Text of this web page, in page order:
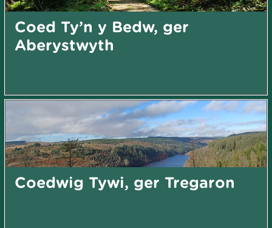
Coed Ty’n y Bedw, ger
Aberystwyth
Coedwig Tywi, ger Tregaron